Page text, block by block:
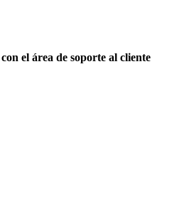
el área de soporte al cliente